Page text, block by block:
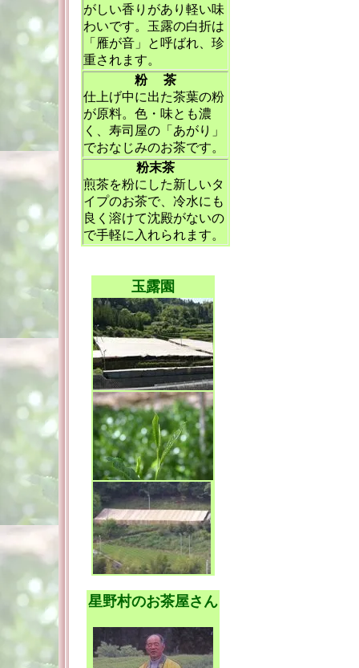
がしい香りがあり軽い味
わいです。玉露の白折は
「雁が音」と呼ばれ、珍
重されます。
粉 茶
仕上げ中に出た茶葉の粉
が原料。色・味とも濃
く、寿司屋の「あがり」
でおなじみのお茶です。
粉末茶
煎茶を粉にした新しいタ
イプのお茶で、冷水にも
良く溶けて沈殿がないの
で手軽に入れられます。
玉露園
星野村のお茶屋さん